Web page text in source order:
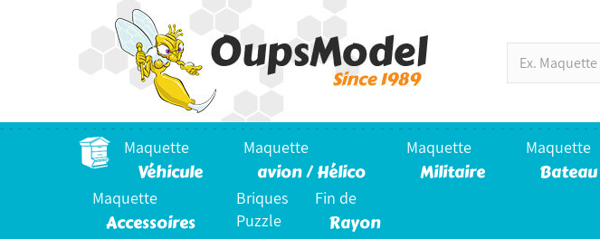
Maquette
Véhicule
Maquette
avion / Hélico
Maquette
Militaire
Maquette
Bateau
Maquette
Accessoires
Briques
Puzzle
Fin de
Rayon